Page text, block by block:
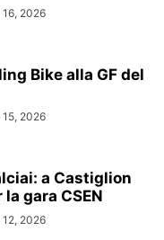
2026
Bike alla GF del
2026
a Castiglion
gara CSEN
2026